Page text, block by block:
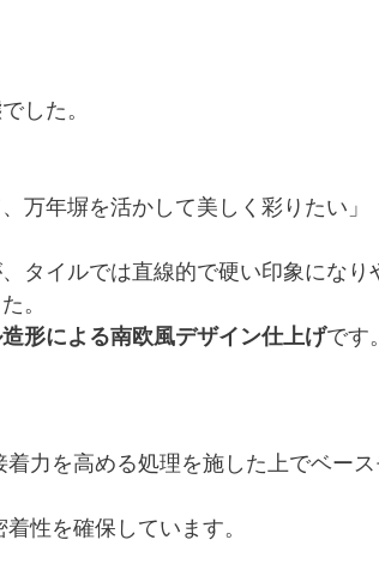
した。
万年塀を活かして美しく彩りたい」
タイルでは直線的で硬い印象になり
。
形による南欧風デザイン仕上げです。
力を高める処理を施した上でベー
性を確保しています。